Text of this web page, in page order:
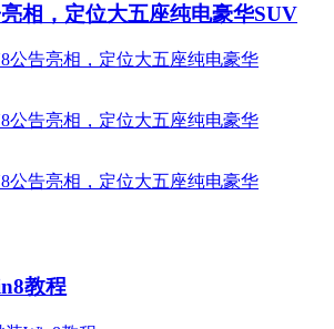
相，定位大五座纯电豪华SUV
教程